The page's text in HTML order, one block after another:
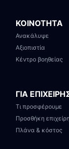
ΚΟΙΝΟΤΗΤΑ
Ανακάλυψε
Αξιοπιστία
Κέντρο βοηθείας
ΓΙΑ
Τι προσφέρουμε
Προσθήκη
Πλάνα & κόστος